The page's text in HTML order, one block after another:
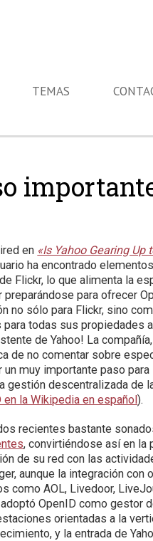
TEMAS
en «Is Yahoo Gearing Up
ha encontrado
Flickr, lo que alimenta la
preparándose para ofrecer
no sólo para Flickr, sino
para todas sus propiedades
de Yahoo! La
de no comentar sobre
muy importante paso
gestión descentralizada de
en la Wikipedia en español).
recientes bastante
, convirtiéndose así en la
de su red con las
aunque la integración con
como AOL, Livedoor,
OpenID como gestor
orientadas a la
y la entrada de